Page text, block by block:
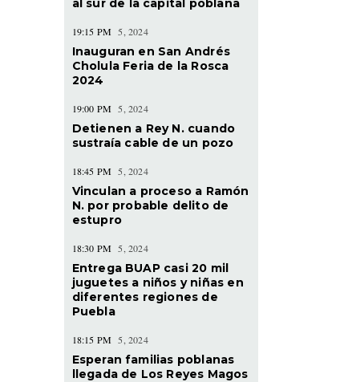
al sur de la capital poblana
19:15 PM 5, 2024
Inauguran en San Andrés
Cholula Feria de la Rosca
2024
19:00 PM 5, 2024
Detienen a Rey N. cuando
sustraía cable de un pozo
18:45 PM 5, 2024
Vinculan a proceso a Ramón
N. por probable delito de
estupro
18:30 PM 5, 2024
Entrega BUAP casi 20 mil
juguetes a niños y niñas en
diferentes regiones de
Puebla
18:15 PM 5, 2024
Esperan familias poblanas
llegada de Los Reyes Magos